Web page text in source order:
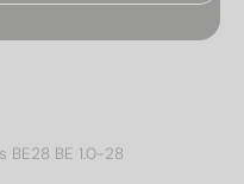
BE28 BE 1.0-28